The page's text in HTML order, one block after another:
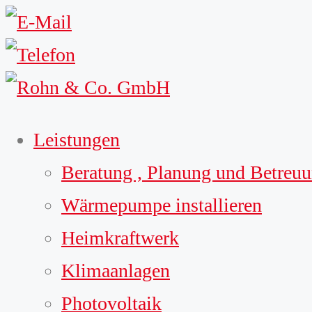
Leistungen
Beratung , Planung und
Wärmepumpe installieren
Heimkraftwerk
Klimaanlagen
Photovoltaik